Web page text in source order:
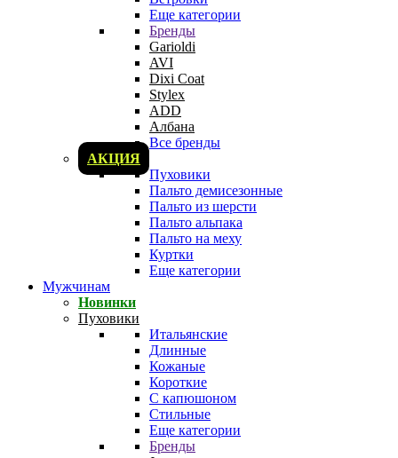
Еще категории
Бренды
Garioldi
AVI
Dixi Coat
Stylex
ADD
Албана
Все бренды
АКЦИЯ
Пуховики
Пальто демисезонные
Пальто из шерсти
Пальто альпака
Пальто на меху
Куртки
Еще категории
Мужчинам
Новинки
Пуховики
Итальянские
Длинные
Кожаные
Короткие
С капюшоном
Стильные
Еще категории
Бренды